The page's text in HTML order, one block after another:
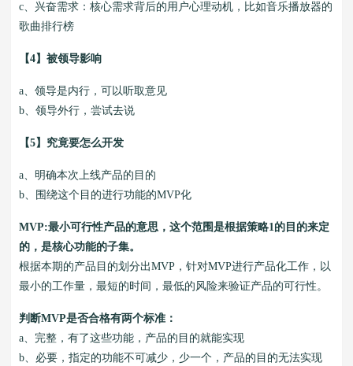
c、兴奋需求：核心需求背后的用户心理动机，比如音乐播放器的
歌曲排行榜
【4】被领导影响
a、领导是内行，可以听取意见
b、领导外行，尝试去说
【5】究竟要怎么开发
a、明确本次上线产品的目的
b、围绕这个目的进行功能的MVP化
MVP:最小可行性产品的意思，这个范围是根据策略1的目的来定
的，是核心功能的子集。
根据本期的产品目的划分出MVP，针对MVP进行产品化工作，以
最小的工作量，最短的时间，最低的风险来验证产品的可行性。
判断MVP是否合格有两个标准：
a、完整，有了这些功能，产品的目的就能实现
b、必要，指定的功能不可减少，少一个，产品的目的无法实现